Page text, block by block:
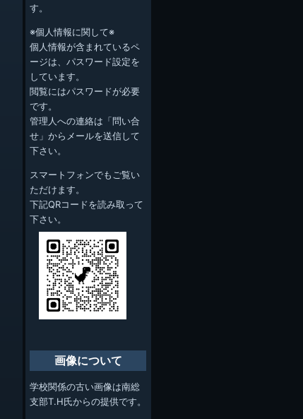
す。
※個人情報に関して※
個人情報が含まれているペ
ージは、パスワード設定を
しています。
閲覧にはパスワードが必要
です。
管理人への連絡は「問い合
せ」からメールを送信して
下さい。
スマートフォンでもご覧い
ただけます。
下記QRコードを読み取って
下さい。
画像について
学校関係の古い画像は南総
支部T.H氏からの提供です。